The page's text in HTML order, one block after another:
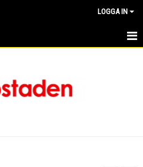
LOGGA IN